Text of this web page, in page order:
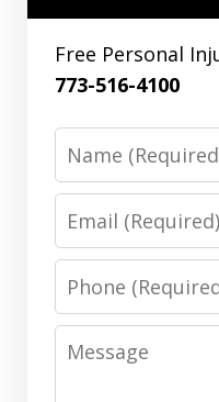
Free Personal
773-516-4100
Name
Email
Phone
Message